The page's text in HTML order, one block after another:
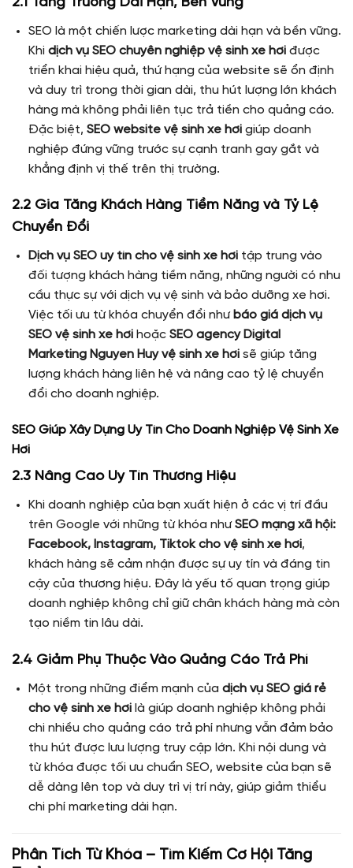
SEO là một chiến lược marketing dài hạn và bền vững.
Khi dịch vụ SEO chuyên nghiệp vệ sinh xe hơiđược
triển khai hiệu quả, thứ hạng của website sẽ ổn định
và duy trì trong thời gian dài, thu hút lượng lớn khách
hàng mà không phải liên tục trả tiền cho quảng cáo.
Đặc biệt, SEO website vệ sinh xe hơigiúp doanh
nghiệp đứng vững trước sự cạnh tranh gay gắt và
khẳng định vị thế trên thị trường.
2.2 Gia Tăng Khách Hàng Tiềm Năng và Tỷ Lệ
Chuyển Đổi
Dịch vụ SEO uy tín cho vệ sinh xe hơitập trung vào
đối tượng khách hàng tiềm năng, những người có nhu
cầu thực sự với dịch vụ vệ sinh và bảo dưỡng xe hơi.
Việc tối ưu từ khóa chuyển đổi như báo giá dịch vụ
SEO vệ sinh xe hơihoặc SEO agency Digital
Marketing Nguyen Huy vệ sinh xe hơisẽ giúp tăng
lượng khách hàng liên hệ và nâng cao tỷ lệ chuyển
đổi cho doanh nghiệp.
SEO Giúp Xây Dựng Uy Tín Cho Doanh Nghiệp Vệ Sinh Xe
Hơi
2.3 Nâng Cao Uy Tín Thương Hiệu
Khi doanh nghiệp của bạn xuất hiện ở các vị trí đầu
trên Google với những từ khóa nhưSEO mạng xã hội:
Facebook, Instagram, Tiktok cho vệ sinh xe hơi,
khách hàng sẽ cảm nhận được sự uy tín và đáng tin
cậy của thương hiệu. Đây là yếu tố quan trọng giúp
doanh nghiệp không chỉ giữ chân khách hàng mà còn
tạo niềm tin lâu dài.
2.4 Giảm Phụ Thuộc Vào Quảng Cáo Trả Phí
Một trong những điểm mạnh của dịch vụ SEO giá rẻ
cho vệ sinh xe hơilà giúp doanh nghiệp không phải
chi nhiều cho quảng cáo trả phí nhưng vẫn đảm bảo
thu hút được lưu lượng truy cập lớn. Khi nội dung và
từ khóa được tối ưu chuẩn SEO, website của bạn sẽ
dễ dàng lên top và duy trì vị trí này, giúp giảm thiểu
chi phí marketing dài hạn.
Phân Tích Từ Khóa – Tìm Kiếm Cơ Hội Tăng